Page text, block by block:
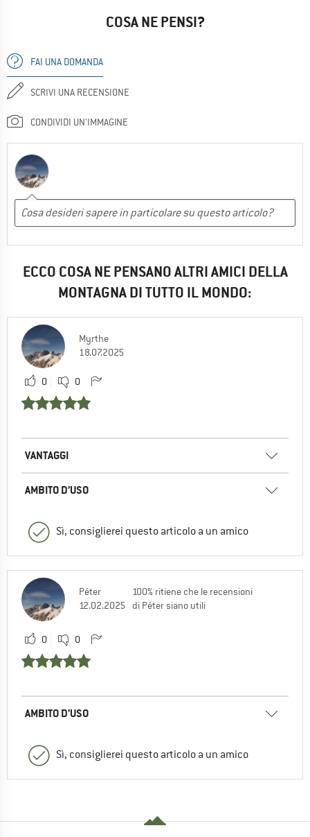
COSA NE PENSI?
FAI UNA DOMANDA
SCRIVI UNA RECENSIONE
CONDIVIDI UN'IMMAGINE
ECCO COSA NE PENSANO ALTRI AMICI DELLA
MONTAGNA DI TUTTO IL MONDO:
Myrthe
18.07.2025
0 0
VANTAGGI
AMBITO D’USO
Sì, consiglierei questo articolo a un amico
Péter
12.02.2025
100% ritiene che le recensioni
di Péter siano utili
0 0
AMBITO D’USO
Sì, consiglierei questo articolo a un amico